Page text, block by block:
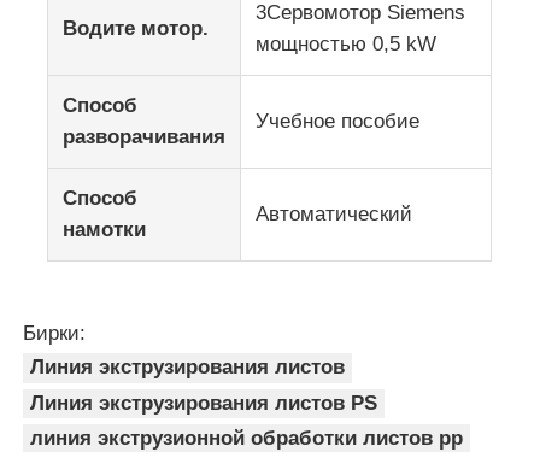
Водите мотор.
3Сервомотор Siemens
мощностью 0,5 kW
Способ
разворачивания
Учебное пособие
Способ
намотки
Автоматический
Бирки:
Линия экструзирования листов
Линия экструзирования листов PS
линия экструзионной обработки листов pp